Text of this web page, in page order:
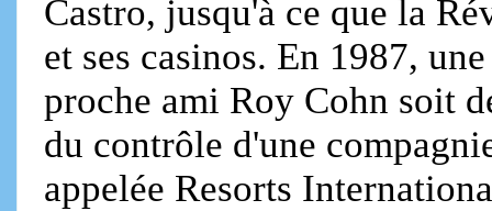
Castro, jusqu'à ce que la
et ses casinos. En 1987,
proche ami Roy Cohn soit
du contrôle d'une
appelée Resorts